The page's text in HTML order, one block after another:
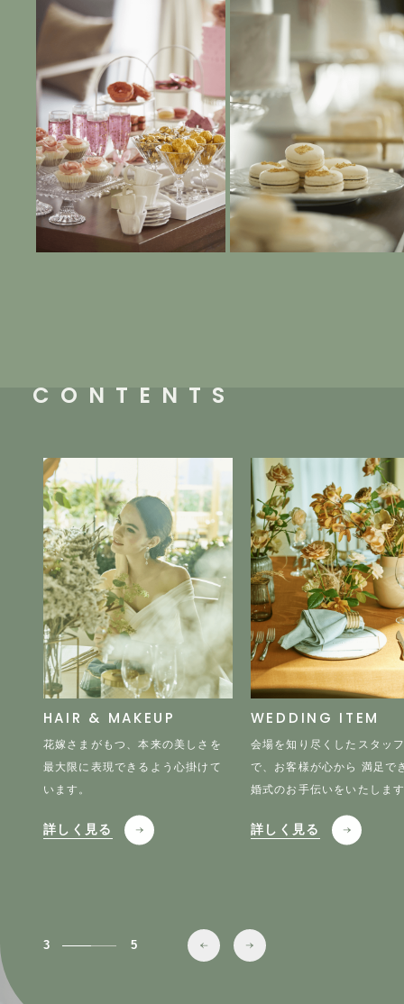
CONTENTS
HAIR & MAKEUP
花嫁さまがもつ、本来の美しさを
最大限に表現できるよう心掛けて
います。
詳しく見る
WEDDING ITEM
会場を知り尽くしたスタッ
で、お客様が心から 満足で
婚式のお手伝いをいたしま
詳しく見る
3 5